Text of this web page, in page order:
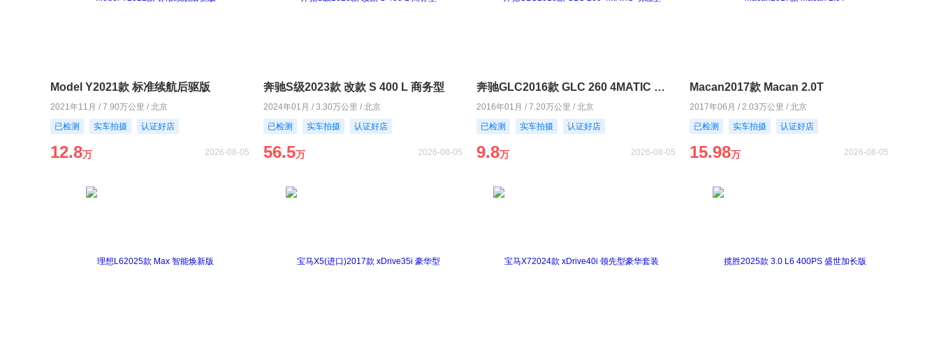
Model Y2021款 标准续航后驱版
2021年11月 / 7.90万公里 / 北京
已检测
实车拍摄 认证好店
12.8万 2026-08-05
奔驰S级2023款 改款 S 400 L 商务型
2024年01月 / 3.30万公里 / 北京
已检测
实车拍摄 认证好店
56.5万 2026-08-05
奔驰GLC2016款 GLC 260 4MATIC 动感型
2016年01月 / 7.20万公里 / 北京
已检测
实车拍摄 认证好店
9.8万 2026-08-05
Macan2017款 Macan 2.0T
2017年06月 / 2.03万公里 / 北京
已检测
实车拍摄 认证好店
15.98万 2026-08-05